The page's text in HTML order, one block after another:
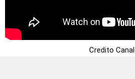
Credito Canal